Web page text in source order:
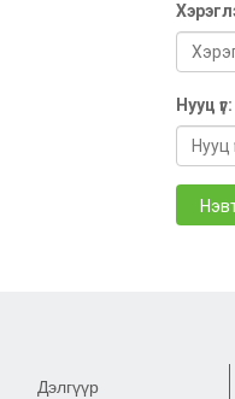
Нууц үг:
Дэлгүүр